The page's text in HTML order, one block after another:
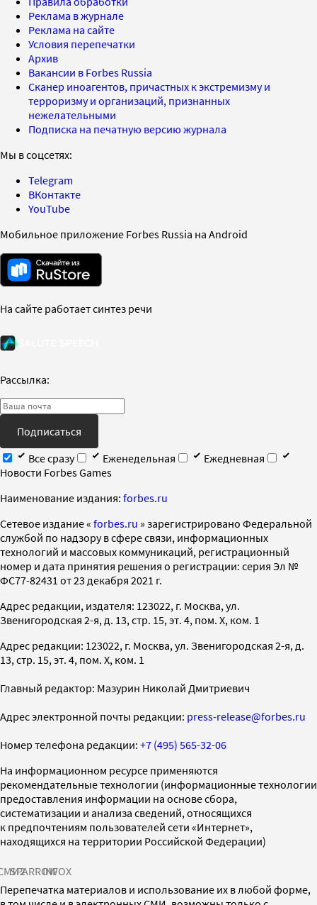
Реклама в журнале
Реклама на сайте
Условия перепечатки
Архив
Вакансии в Forbes Russia
Сканер иноагентов, причастных к экстремизму и
терроризму и организаций, признанных
нежелательными
Подписка на печатную версию журнала
Мы в соцсетях:
Telegram
ВКонтакте
YouTube
Мобильное приложение Forbes Russia на Android
На сайте работает синтез речи
Рассылка:
Подписаться
Все сразу
Еженедельная
Ежедневная
Новости Forbes Games
Наименование издания: forbes.ru
Cетевое издание « forbes.ru » зарегистрировано Федеральной
службой по надзору в сфере связи, информационных
технологий и массовых коммуникаций, регистрационный
номер и дата принятия решения о регистрации: серия Эл №
ФС77-82431 от 23 декабря 2021 г.
Адрес редакции, издателя: 123022, г. Москва, ул.
Звенигородская 2-я, д. 13, стр. 15, эт. 4, пом. X, ком. 1
Адрес редакции: 123022, г. Москва, ул. Звенигородская 2-я, д.
13, стр. 15, эт. 4, пом. X, ком. 1
Главный редактор: Мазурин Николай Дмитриевич
Адрес электронной почты редакции: press-release@forbes.ru
Номер телефона редакции: +7 (495) 565-32-06
На информационном ресурсе применяются
рекомендательные технологии (информационные технологии
предоставления информации на основе сбора,
систематизации и анализа сведений, относящихся
к предпочтениям пользователей сети «Интернет»,
находящихся на территории Российской Федерации)
SPARROWINFOX
Перепечатка материалов и использование их в любой форме,